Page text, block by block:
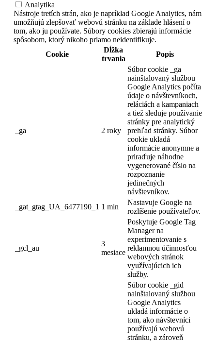
Analytika
Nástroje tretích strán, ako je napríklad Google Analytics, nám
umožňujú zlepšovať webovú stránku na základe hlásení o
tom, ako ju používate. Súbory cookies zbierajú informácie
spôsobom, ktorý nikoho priamo neidentifikuje.
Cookie
Dĺžka
trvania
Popis
_ga 2 roky
Súbor cookie _ga
nainštalovaný službou
Google Analytics počíta
údaje o návštevníkoch,
reláciách a kampaniach
a tiež sleduje používanie
stránky pre analytický
prehľad stránky. Súbor
cookie ukladá
informácie anonymne a
priraďuje náhodne
vygenerované číslo na
rozpoznanie
jedinečných
návštevníkov.
_gat_gtag_UA_6477190_1 1 min
Nastavuje Google na
rozlíšenie používateľov.
_gcl_au
3
mesiace
Poskytuje Google Tag
Manager na
experimentovanie s
reklamnou účinnosťou
webových stránok
využívajúcich ich
služby.
Súbor cookie _gid
nainštalovaný službou
Google Analytics
ukladá informácie o
tom, ako návštevníci
používajú webovú
stránku, a zároveň